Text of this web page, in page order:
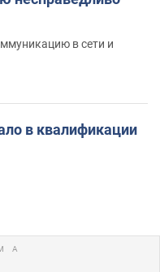
в сети и
в квалификации